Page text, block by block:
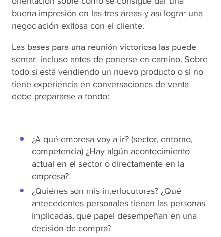
buena impresión en las tres áreas y así lograr una
negociación exitosa con el cliente.
Las bases para una reunión victoriosa las puede
sentar incluso antes de ponerse en camino. Sobre
todo si está vendiendo un nuevo producto o si no
tiene experiencia en conversaciones de venta
debe prepararse a fondo:
¿A qué empresa voy a ir? (sector, entorno,
competencia) ¿Hay algún acontecimiento
actual en el sector o directamente en la
empresa?
¿Quiénes son mis interlocutores? ¿Qué
antecedentes personales tienen las personas
implicadas, qué papel desempeñan en una
decisión de compra?